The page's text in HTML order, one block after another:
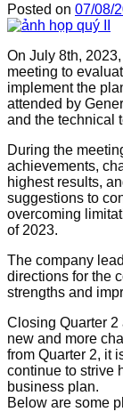
Posted on 07/08/
On July 8th,
meeting to
implement the
attended by
and the technical
During the
achievements,
highest results,
suggestions to
overcoming
of 2023.
The company
directions for the
strengths and
Closing Quarter 2
new and more
from Quarter 2, it
continue to strive
business plan.
Below are some